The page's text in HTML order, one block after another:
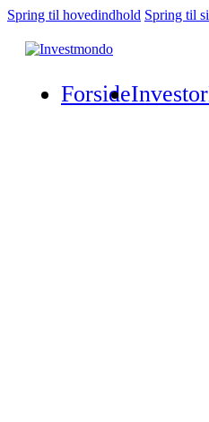
Spring til hovedindhold Spring til
Forside